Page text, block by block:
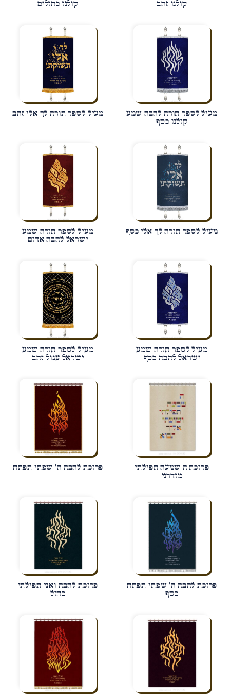
קולנו זהב קולנו כחולים
מעיל לספר תורה להבה שמע
קולנו כסף
מעיל לספר תורה לך אלי זהב
מעיל לספר תורה לך אלי כסף
מעיל לספר תורה שמע
ישראל להבה אדום
מעיל לספר תורה שמע
ישראל להבה כסף
מעיל לספר תורה שמע
ישראל עגול זהב
פרוכת ה שמעה תפילתי
מודרני
פרוכת להבה ה' שפתי תפתח
פרוכת להבה ה' שפתי תפתח
כסף
פרוכת להבה ואני תפילתי
כחול